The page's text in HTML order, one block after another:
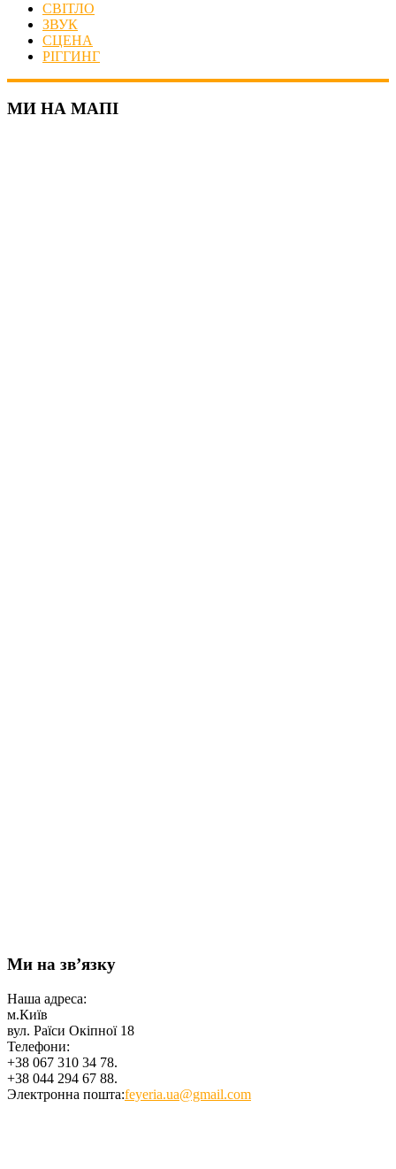
СВІТЛО
ЗВУК
СЦЕНА
РІГГИНГ
МИ НА МАПІ
Ми на зв’язку
Наша адреса:
м.Київ
вул. Раїси Окіпної 18
Телефони:
+38 067 310 34 78.
+38 044 294 67 88.
Электронна пошта:feyeria.ua@gmail.com